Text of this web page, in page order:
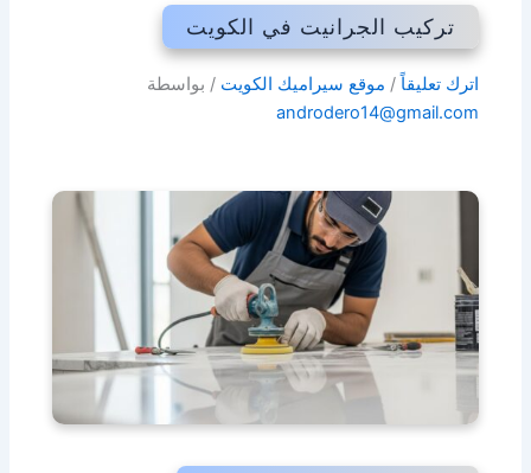
تركيب الجرانيت في الكويت
اترك تعليقاً / موقع سيراميك الكويت / بواسطة
androdero14@gmail.com